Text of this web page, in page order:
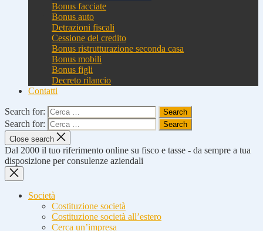
Bonus facciate
Bonus auto
Detrazioni fiscali
Cessione del credito
Bonus ristrutturazione seconda casa
Bonus mobili
Bonus figli
Decreto rilancio
Contatti
Search for:
Search for:
Close search
Dal 2000 il tuo riferimento online su fisco e tasse - da sempre a tua
disposizione per consulenze aziendali
Società
Costituzione società
Costituzione società all’estero
Cerca un’impresa